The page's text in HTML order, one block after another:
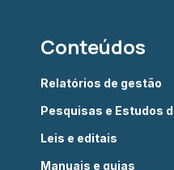
Conteúdos
Relatórios de gestão
Pesquisas e Estudos
Leis e editais
Manuais e guias